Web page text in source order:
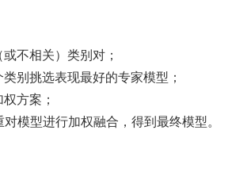
不相关）类别对；
别挑选表现最好的专家模型；
方案；
模型进行加权融合，得到最终模型。